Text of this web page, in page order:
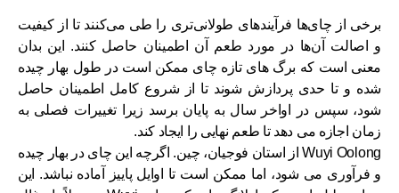
برخی از چای‌ها فرآیندهای طولانی‌تری را طی می‌کنند تا از کیفیت
و اصالت آن‌ها در مورد طعم آن اطمینان حاصل کنند. این بدان
معنی است که برگ های تازه چای ممکن است در طول بهار چیده
شده و تا حدی پردازش شوند تا از شروع کامل اطمینان حاصل
شود، سپس در اواخر سال به پایان برسد زیرا تغییرات فصلی به
زمان اجازه می دهد تا طعم نهایی را ایجاد کند.
Wuyi Oolong از استان فوجیان، چین. اگرچه این چای در بهار چیده
و فرآوری می شود، اما ممکن است تا اوایل پاییز آماده نباشد. این